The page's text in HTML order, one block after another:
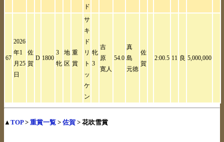
ド
67
2026
年1
月25
日
佐
賀
D 1800
3
牝
地
区
重
賞
サ
キ
ド
リ
ト
ッ
ケ
ン
牝
3
吉
原
寛人
54.0
真
島
元徳
佐
賀
2:00.5 11 良 5,000,000
▲ TOP> 重賞一覧 > 佐賀 > 花吹雪賞